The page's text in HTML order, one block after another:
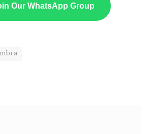
Our WhatsApp Group